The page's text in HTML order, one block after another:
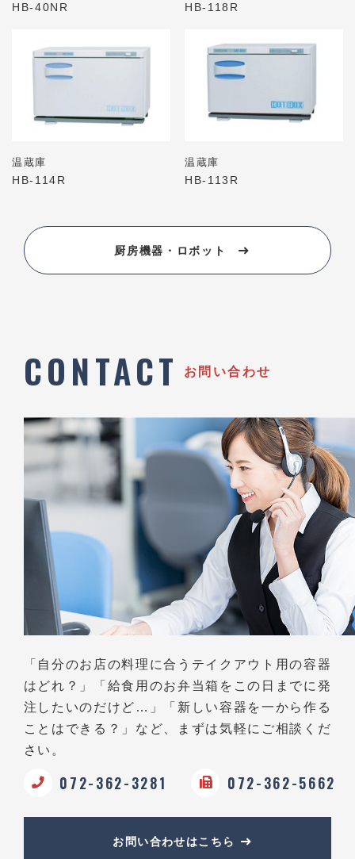
HB-40NR HB-118R
温蔵庫
HB-114R
温蔵庫
HB-113R
厨房機器・ロボット
CONTACT お問い合わせ
「自分のお店の料理に合うテイクアウト用の容器
はどれ？」
「給食用のお弁当箱をこの日までに発
注したいのだけど…」
「新しい容器を一から作る
ことはできる？」など、
まずは気軽にご相談くだ
さい。
072-362-3281 072-362-5662
お問い合わせはこちら